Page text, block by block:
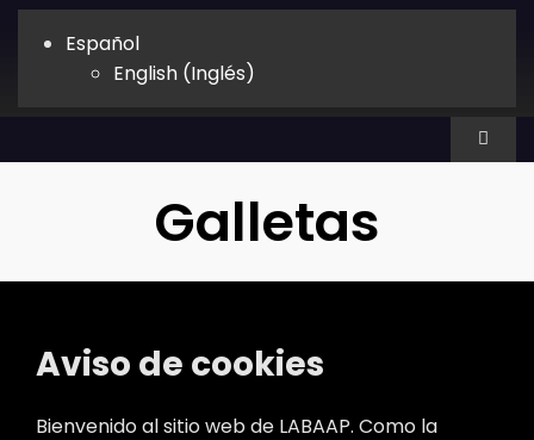
Skip
Español
English (Inglés)
Toggle
Sobre nosotros
Servicios
INDUSTRIA
Galletas
Aviso de cookies
Bienvenido al sitio web de LABAAP. Como la